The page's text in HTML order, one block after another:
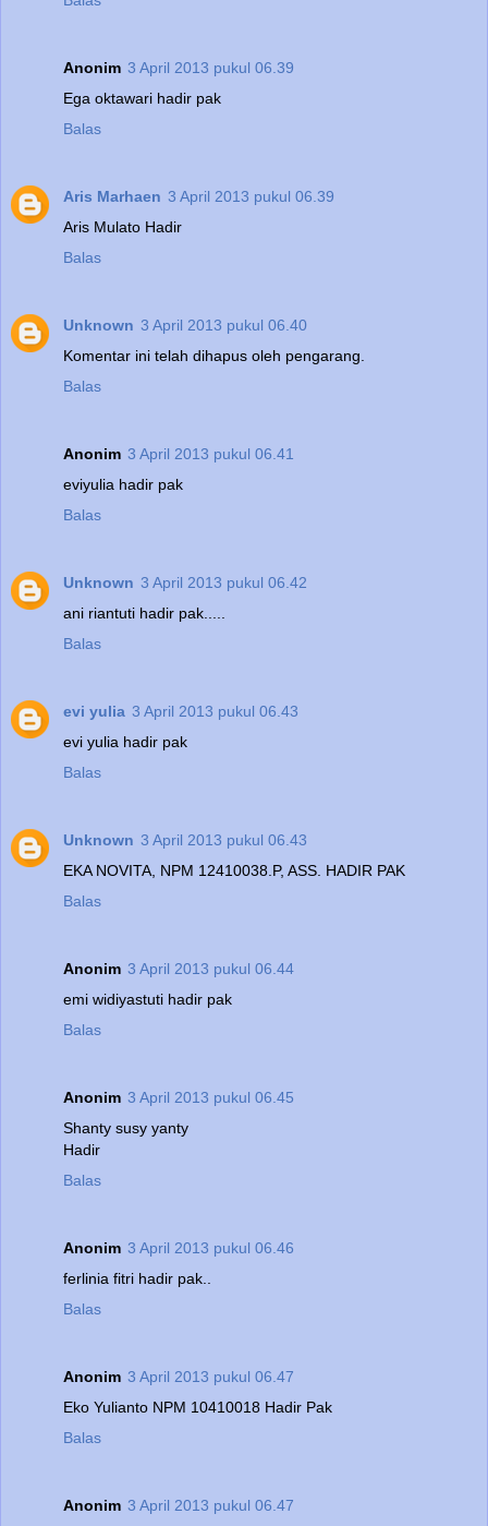
Anonim 3 April 2013 pukul 06.39
Ega oktawari hadir pak
Balas
Aris Marhaen 3 April 2013 pukul 06.39
Aris Mulato Hadir
Balas
Unknown 3 April 2013 pukul 06.40
Komentar ini telah dihapus oleh pengarang.
Balas
Anonim 3 April 2013 pukul 06.41
eviyulia hadir pak
Balas
Unknown 3 April 2013 pukul 06.42
ani riantuti hadir pak.....
Balas
evi yulia 3 April 2013 pukul 06.43
evi yulia hadir pak
Balas
Unknown 3 April 2013 pukul 06.43
EKA NOVITA, NPM 12410038.P, ASS. HADIR PAK
Balas
Anonim 3 April 2013 pukul 06.44
emi widiyastuti hadir pak
Balas
Anonim 3 April 2013 pukul 06.45
Shanty susy yanty
Hadir
Balas
Anonim 3 April 2013 pukul 06.46
ferlinia fitri hadir pak..
Balas
Anonim 3 April 2013 pukul 06.47
Eko Yulianto NPM 10410018 Hadir Pak
Balas
Anonim 3 April 2013 pukul 06.47